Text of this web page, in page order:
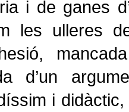
i de ganes
les ulleres
d’un
i didàctic,